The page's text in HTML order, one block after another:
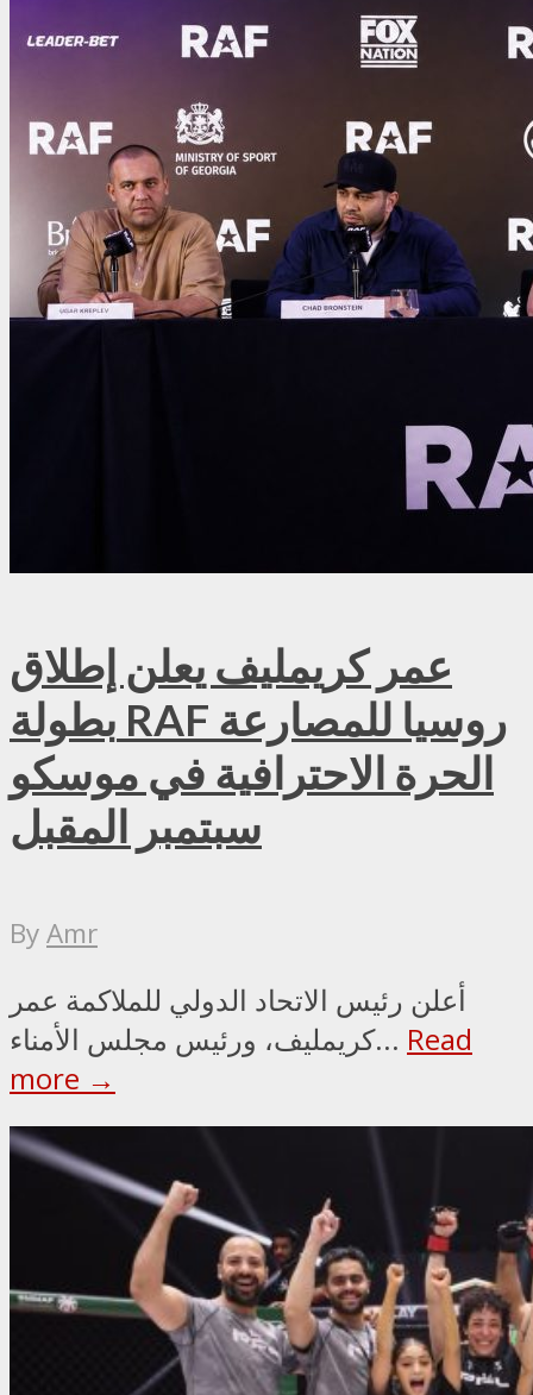
عمر كريمليف يعلن إطلاق
بطولة RAF روسيا للمصارعة
الحرة الاحترافية في موسكو
سبتمبر المقبل
ByAmr
أعلن رئيس الاتحاد الدولي للملاكمة عمر
كريمليف، ورئيس مجلس الأمناء... Read
more →